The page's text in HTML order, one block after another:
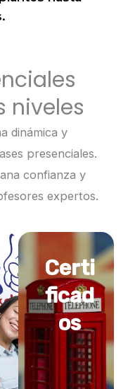
niveles
dinámica y
presenciales.
confianza y
expertos.
Certi
ficad
os